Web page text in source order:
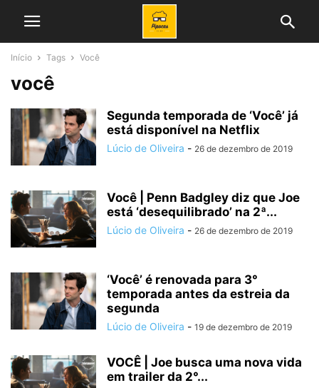
Início Tags Você
você
Segunda temporada de ‘Você’ já
está disponível na Netflix
Lúcio de Oliveira - 26 de dezembro de 2019
Você | Penn Badgley diz que Joe
está ‘desequilibrado’ na 2ª...
Lúcio de Oliveira - 26 de dezembro de 2019
‘Você’ é renovada para 3°
temporada antes da estreia da
segunda
Lúcio de Oliveira - 19 de dezembro de 2019
VOCÊ | Joe busca uma nova vida
em trailer da 2°...